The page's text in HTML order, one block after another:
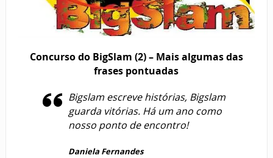
Concurso do BigSlam (2) – Mais algumas das
frases pontuadas
Bigslam escreve histórias, Bigslam
guarda vitórias. Há um ano como
nosso ponto de encontro!
Daniela Fernandes